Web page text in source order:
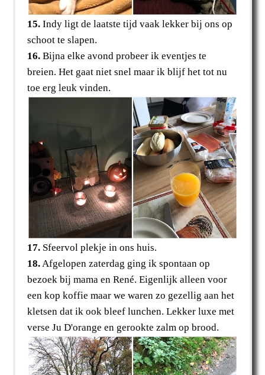
15.Indy ligt de laatste tijd vaak lekker bij ons op
schoot te slapen.
16. Bijna elke avond probeer ik eventjes te
breien. Het gaat niet snel maar ik blijf het tot nu
toe erg leuk vinden.
17. Sfeervol plekje in ons huis.
18. Afgelopen zaterdag ging ik spontaan op
bezoek bij mama en René. Eigenlijk alleen voor
een kop koffie maar we waren zo gezellig aan het
kletsen dat ik ook bleef lunchen. Lekker luxe met
verse Ju D'orange en gerookte zalm op brood.